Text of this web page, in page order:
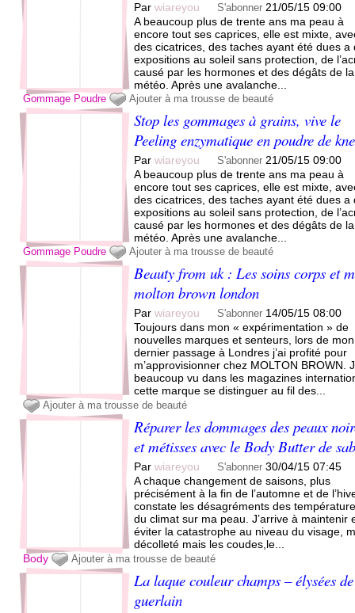
Parwiareyou S'abonner 21/05/15 09:00
A beaucoup plus de trente ans ma peau à
encore tout ses caprices, elle est mixte,
des cicatrices, des taches ayant été dues a
expositions au soleil sans protection, de
causé par les hormones et des dégâts de la
météo. Après une avalanche...
Gommage Poudre Ajouter à ma trousse de beauté
Stop les gommages à grains, vive le
Peeling enzymatique en poudre de
Parwiareyou S'abonner 21/05/15 09:00
A beaucoup plus de trente ans ma peau à
encore tout ses caprices, elle est mixte,
des cicatrices, des taches ayant été dues a
expositions au soleil sans protection, de
causé par les hormones et des dégâts de la
météo. Après une avalanche...
Gommage Poudre Ajouter à ma trousse de beauté
Beauty from uk : Les soins corps et
molton brown london
Parwiareyou S'abonner 14/05/15 08:00
Toujours dans mon « expérimentation » de
nouvelles marques et senteurs, lors de mon
dernier passage à Londres j’ai profité pour
m’approvisionner chez MOLTON BROWN.
beaucoup vu dans les magazines
cette marque se distinguer au fil des...
Ajouter à ma trousse de beauté
Réparer les dommages des peaux
et métisses avec le Body Butter de
Parwiareyou S'abonner 30/04/15 07:45
A chaque changement de saisons, plus
précisément à la fin de l’automne et de
constate les désagréments des
du climat sur ma peau. J’arrive à maintenir
éviter la catastrophe au niveau du visage,
décolleté mais les coudes,le...
Body
Ajouter à ma trousse de beauté
La laque couleur champs – élysées de
guerlain